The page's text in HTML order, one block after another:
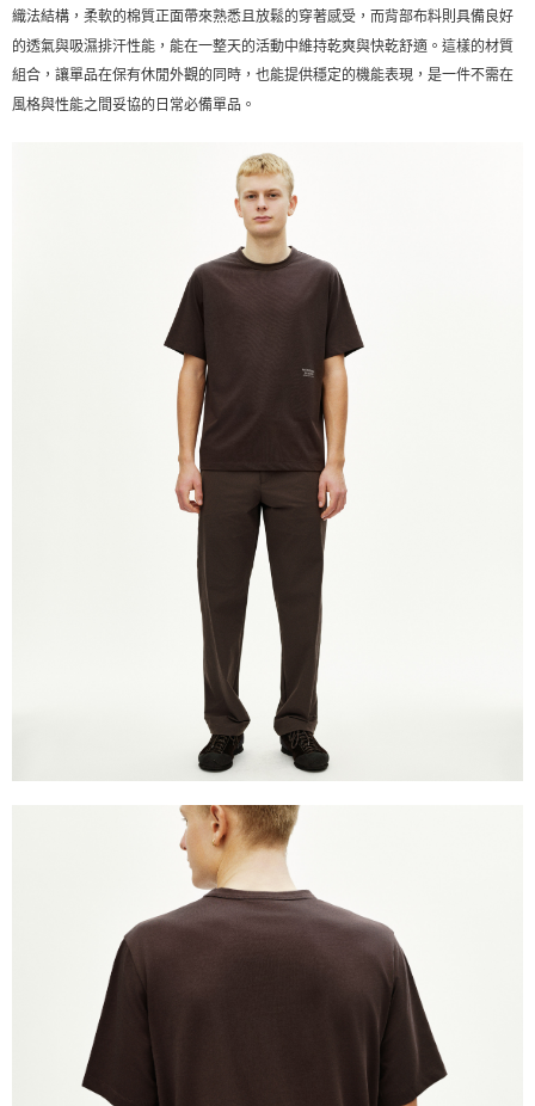
織法結構，柔軟的棉質正面帶來熟悉且放鬆的穿著感受，而背部布料則具備良好
的透氣與吸濕排汗性能，能在一整天的活動中維持乾爽與快乾舒適。這樣的材質
組合，讓單品在保有休閒外觀的同時，也能提供穩定的機能表現，是一件不需在
風格與性能之間妥協的日常必備單品。